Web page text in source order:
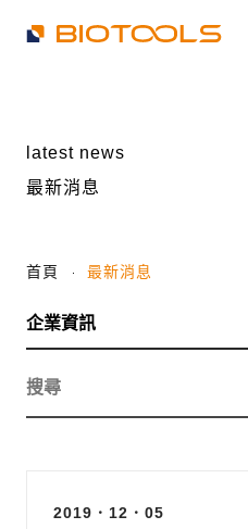
latest news
最新消息
首頁 最新消息
2019．12．05